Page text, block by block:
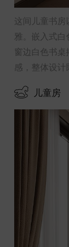
这间儿童书
雅。嵌入式
窗边白色书
感，整体设计
儿童房